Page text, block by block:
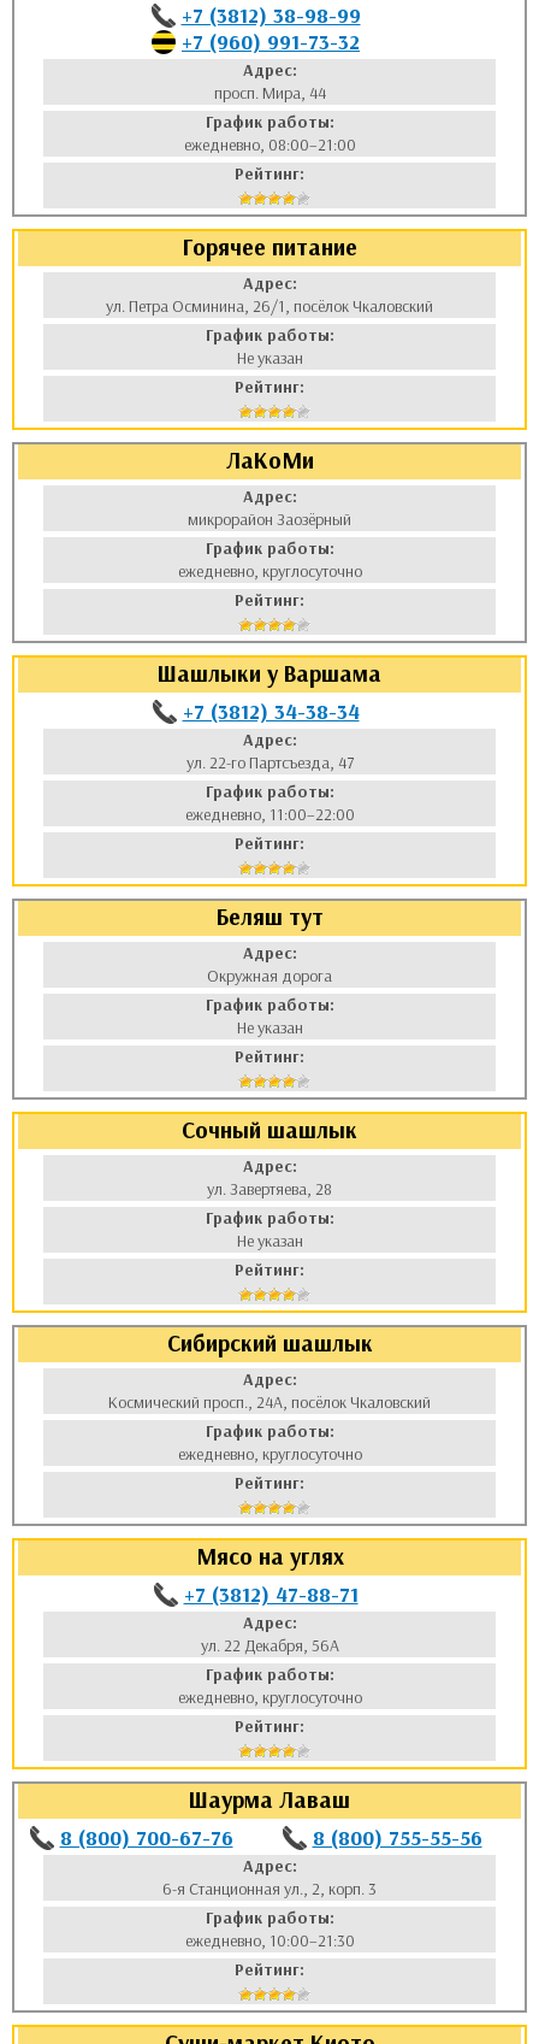
+7 (3812) 38-98-99
+7 (960) 991-73-32
Адрес:
просп. Мира, 44
График работы:
ежедневно, 08:00–21:00
Рейтинг:
Горячее питание
Адрес:
ул. Петра Осминина, 26/1, посёлок Чкаловский
График работы:
Не указан
Рейтинг:
ЛаКоМи
Адрес:
микрорайон Заозёрный
График работы:
ежедневно, круглосуточно
Рейтинг:
Шашлыки у Варшама
+7 (3812) 34-38-34
Адрес:
ул. 22-го Партсъезда, 47
График работы:
ежедневно, 11:00–22:00
Рейтинг:
Беляш тут
Адрес:
Окружная дорога
График работы:
Не указан
Рейтинг:
Сочный шашлык
Адрес:
ул. Завертяева, 28
График работы:
Не указан
Рейтинг:
Сибирский шашлык
Адрес:
Космический просп., 24А, посёлок Чкаловский
График работы:
ежедневно, круглосуточно
Рейтинг:
Мясо на углях
+7 (3812) 47-88-71
Адрес:
ул. 22 Декабря, 56А
График работы:
ежедневно, круглосуточно
Рейтинг:
Шаурма Лаваш
8 (800) 700-67-76 8 (800) 755-55-56
Адрес:
6-я Станционная ул., 2, корп. 3
График работы:
ежедневно, 10:00–21:30
Рейтинг: